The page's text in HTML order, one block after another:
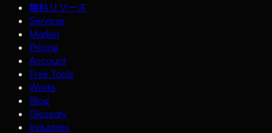
無料リソース
Services
Market
Pricing
Account
Free Tools
Works
Blog
Glossary
Industries